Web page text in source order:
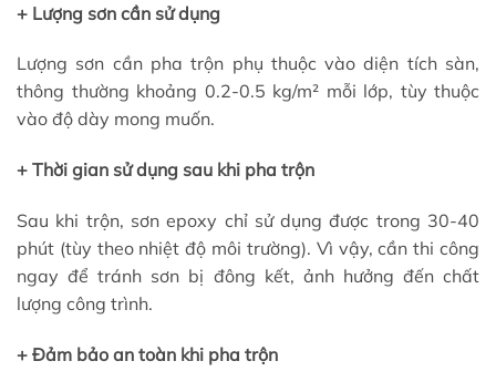
+ Lượng sơn cần sử dụng
Lượng sơn cần pha trộn phụ thuộc vào diện tích sàn,
thông thường khoảng 0.2-0.5 kg/m² mỗi lớp, tùy thuộc
vào độ dày mong muốn.
+ Thời gian sử dụng sau khi pha trộn
Sau khi trộn, sơn epoxy chỉ sử dụng được trong 30-40
phút (tùy theo nhiệt độ môi trường). Vì vậy, cần thi công
ngay để tránh sơn bị đông kết, ảnh hưởng đến chất
lượng công trình.
+ Đảm bảo an toàn khi pha trộn